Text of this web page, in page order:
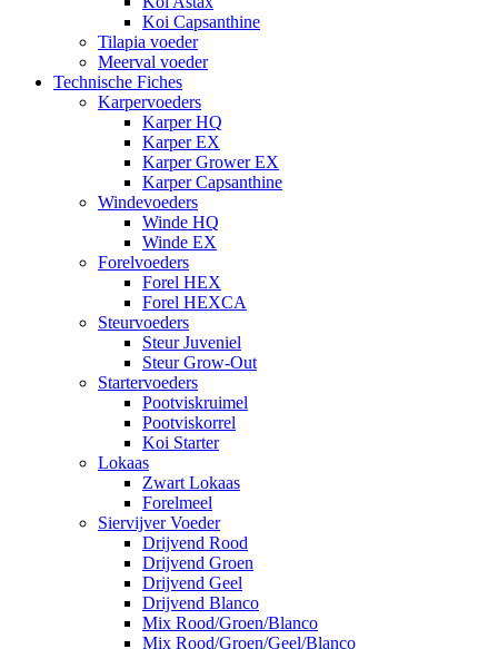
Koi Capsanthine
Tilapia voeder
Meerval voeder
Technische Fiches
Karpervoeders
Karper HQ
Karper EX
Karper Grower EX
Karper Capsanthine
Windevoeders
Winde HQ
Winde EX
Forelvoeders
Forel HEX
Forel HEXCA
Steurvoeders
Steur Juveniel
Steur Grow-Out
Startervoeders
Pootviskruimel
Pootviskorrel
Koi Starter
Lokaas
Zwart Lokaas
Forelmeel
Siervijver Voeder
Drijvend Rood
Drijvend Groen
Drijvend Geel
Drijvend Blanco
Mix Rood/Groen/Blanco
Mix Rood/Groen/Geel/Blanco